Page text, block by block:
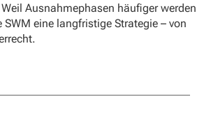
Ausnahmephasen häufiger werden
eine langfristige Strategie – von